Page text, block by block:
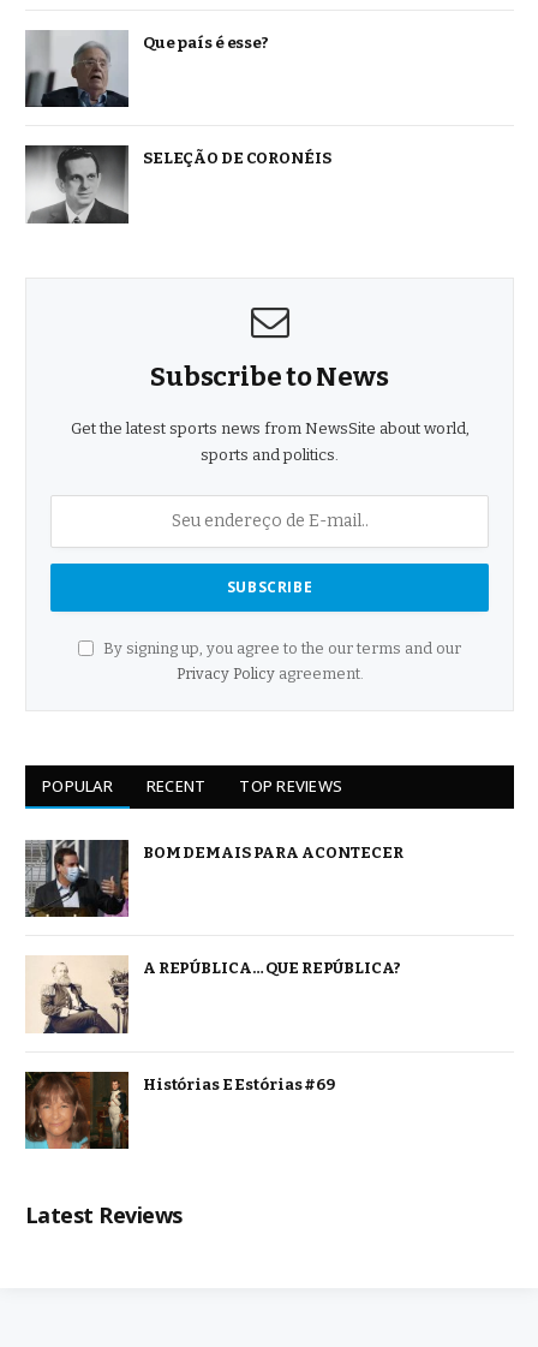
Que país é esse?
SELEÇÃO DE CORONÉIS
Subscribe to News
Get the latest sports news from NewsSite about world,
sports and politics.
By signing up, you agree to the our terms and our
Privacy Policyagreement.
POPULAR RECENT TOP REVIEWS
BOM DEMAIS PARA ACONTECER
A REPÚBLICA… QUE REPÚBLICA?
Histórias E Estórias #69
Latest Reviews